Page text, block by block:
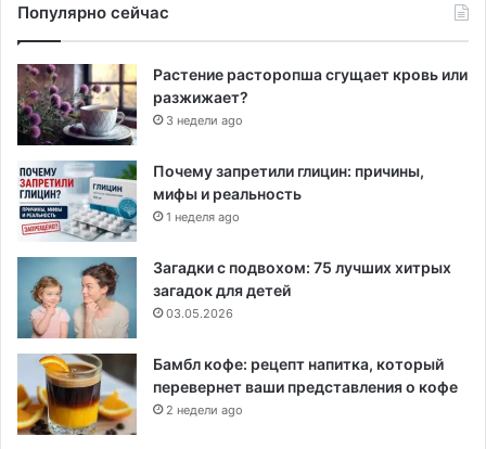
Популярно сейчас
Растение расторопша сгущает кровь или
разжижает?
3 недели ago
Почему запретили глицин: причины,
мифы и реальность
1 неделя ago
Загадки с подвохом: 75 лучших хитрых
загадок для детей
03.05.2026
Бамбл кофе: рецепт напитка, который
перевернет ваши представления о кофе
2 недели ago